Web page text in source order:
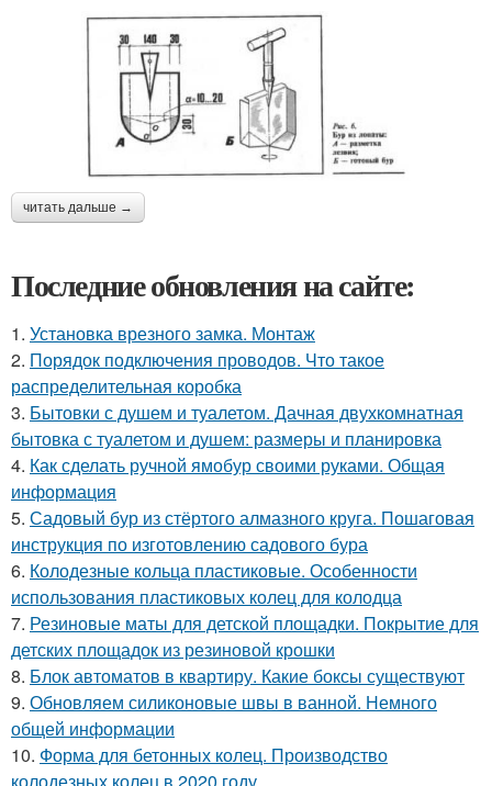
читать дальше →
Последние обновления на сайте:
1. Установка врезного замка. Монтаж
2. Порядок подключения проводов. Что такое
распределительная коробка
3. Бытовки с душем и туалетом. Дачная двухкомнатная
бытовка с туалетом и душем: размеры и планировка
4. Как сделать ручной ямобур своими руками. Общая
информация
5. Садовый бур из стёртого алмазного круга. Пошаговая
инструкция по изготовлению садового бура
6. Колодезные кольца пластиковые. Особенности
использования пластиковых колец для колодца
7. Резиновые маты для детской площадки. Покрытие для
детских площадок из резиновой крошки
8. Блок автоматов в квартиру. Какие боксы существуют
9. Обновляем силиконовые швы в ванной. Немного
общей информации
10. Форма для бетонных колец. Производство
колодезных колец в 2020 году